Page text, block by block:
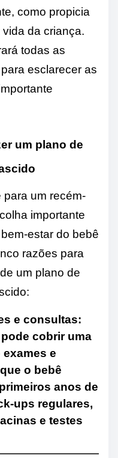
como propicia
da criança.
todas as
esclarecer as
um plano de
um recém-
importante
estar do bebê
razões para
um plano de
e consultas:
cobrir uma
e
o bebê
anos de
ups regulares,
e testes